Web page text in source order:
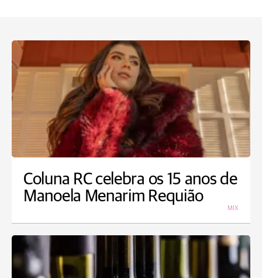
Coluna RC celebra os 15 anos de
Manoela Menarim Requião
MIX